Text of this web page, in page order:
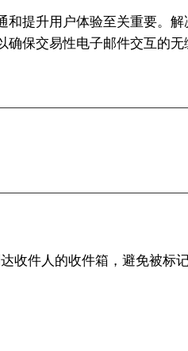
和提升用户体验至关重要。
保交易性电子邮件交互的无
收件人的收件箱，避免被标